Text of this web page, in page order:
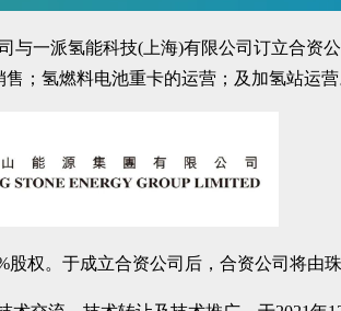
与一派氢能科技(上海)有限公司订立合
；氢燃料电池重卡的运营；及加氢站运营
权。于成立合资公司后，合资公司将由